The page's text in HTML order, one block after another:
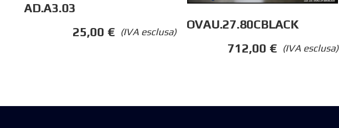
AD.A3.03
(IVA esclusa)
25,00 €
OVAU.27.80CBLACK
(IVA esclusa)
712,00 €